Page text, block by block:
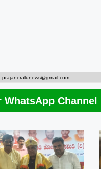
prajaneralunews@gmail.com
Channel